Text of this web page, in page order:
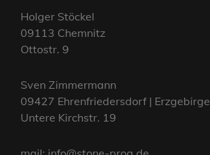
Holger Stöckel
09113 Chemnitz
Ottostr. 9
Sven Zimmermann
09427 Ehrenfriedersdorf | Erzgebirge
Untere Kirchstr. 19